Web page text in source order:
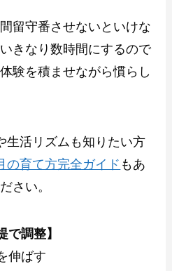
留守番させないといけな
きなり数時間にするので
験を積ませながら慣らし
生活リズムも知りたい方
の育て方完全ガイド もあ
さい。
で調整】
伸ばす